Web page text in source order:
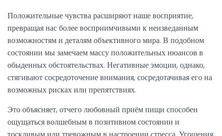
Положительные чувства расширяют наше восприятие,
превращая нас более восприимчивыми к неизведанным
возможностям и деталям объективного мира. В подобном
состоянии мы замечаем массу положительных нюансов в
обыденных обстоятельствах. Негативные эмоции, однако,
стягивают сосредоточение внимания, сосредотачивая его на
возможных рисках или препятствиях.
Это объясняет, отчего любовный приём пищи способен
ощущаться волшебным в позитивном состоянии и